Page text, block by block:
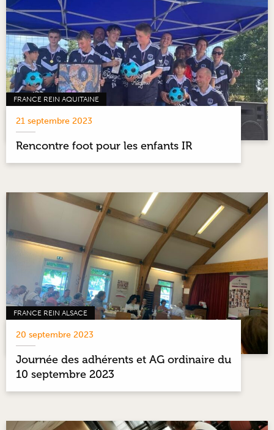
FRANCE REIN AQUITAINE
21 septembre 2023
Rencontre foot pour les enfants IR
FRANCE REIN ALSACE
20 septembre 2023
Journée des adhérents et AG ordinaire du
10 septembre 2023